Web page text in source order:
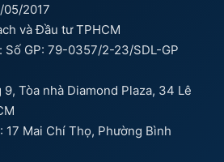
05/2017
và Đầu tư TPHCM
Số GP: 79-0357/2-23/SDL-GP
Tòa nhà Diamond Plaza, 34 Lê
17 Mai Chí Thọ, Phường Bình